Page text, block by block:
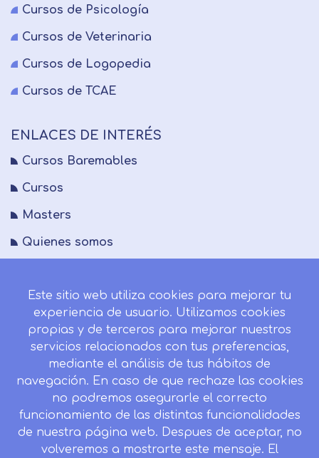
Cursos de Psicología
Cursos de Veterinaria
Cursos de Logopedia
Cursos de TCAE
ENLACES DE INTERÉS
Cursos Baremables
Cursos
Masters
Quienes somos
Blog
Mapa del sitio
Desistir contrato aquí
CONTACTO
Camino de la Torrecilla N.º 30 EDIFICIO EDUCA
Este sitio web utiliza cookies para mejorar tu
experiencia de usuario. Utilizamos cookies
propias y de terceros para mejorar nuestros
servicios relacionados con tus preferencias,
mediante el análisis de tus hábitos de
navegación. En caso de que rechaze las cookies
no podremos asegurarle el correcto
funcionamiento de las distintas funcionalidades
de nuestra página web. Despues de aceptar, no
volveremos a mostrarte este mensaje. El